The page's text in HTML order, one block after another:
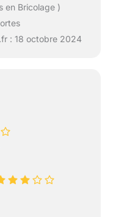
en Bricolage )
: 18 octobre 2024